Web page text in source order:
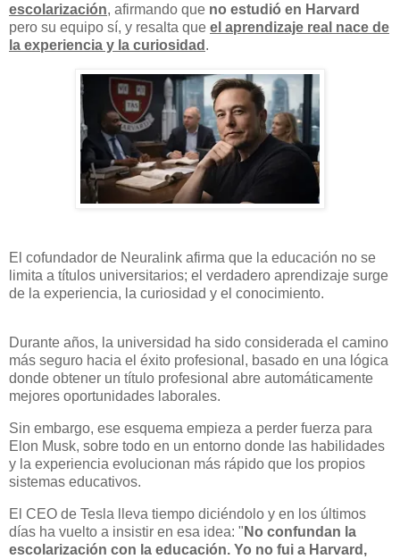
escolarización, afirmando que no estudió en Harvard
pero su equipo sí, y resalta que el aprendizaje real nace de
la experiencia y la curiosidad .
El cofundador de Neuralink afirma que la educación no se
limita a títulos universitarios; el verdadero aprendizaje surge
de la experiencia, la curiosidad y el conocimiento.
Durante años, la universidad ha sido considerada el camino
más seguro hacia el éxito profesional, basado en una lógica
donde obtener un título profesional abre automáticamente
mejores oportunidades laborales.
Sin embargo, ese esquema empieza a perder fuerza para
Elon Musk, sobre todo en un entorno donde las habilidades
y la experiencia evolucionan más rápido que los propios
sistemas educativos.
El CEO de Tesla lleva tiempo diciéndolo y en los últimos
días ha vuelto a insistir en esa idea: " No confundan la
escolarización con la educación. Yo no fui a Harvard,